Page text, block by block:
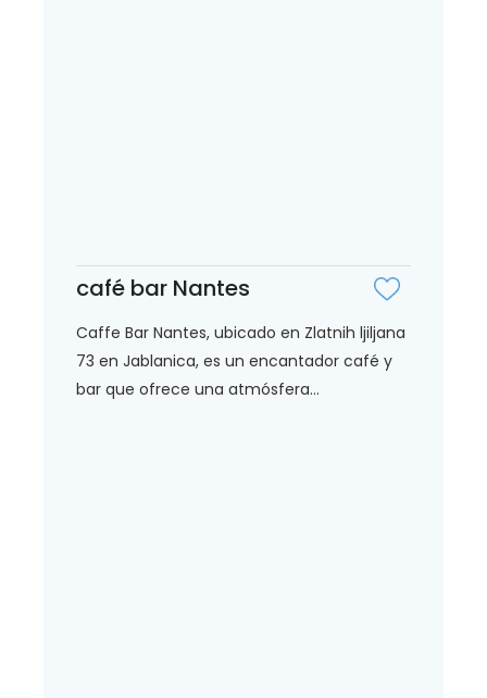
café bar Nantes
Caffe Bar Nantes, ubicado en Zlatnih ljiljana
73 en Jablanica, es un encantador café y
bar que ofrece una atmósfera...